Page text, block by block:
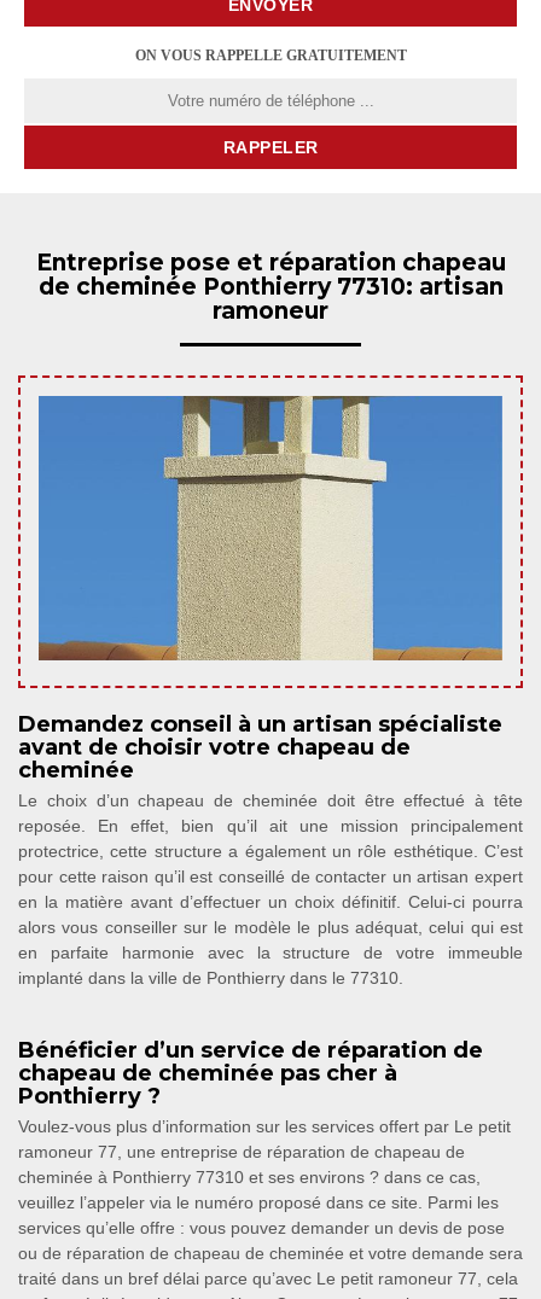
ON VOUS RAPPELLE GRATUITEMENT
Entreprise pose et réparation chapeau
de cheminée Ponthierry 77310: artisan
ramoneur
Demandez conseil à un artisan spécialiste
avant de choisir votre chapeau de
cheminée
Le choix d’un chapeau de cheminée doit être effectué à tête
reposée. En effet, bien qu’il ait une mission principalement
protectrice, cette structure a également un rôle esthétique. C’est
pour cette raison qu’il est conseillé de contacter un artisan expert
en la matière avant d’effectuer un choix définitif. Celui-ci pourra
alors vous conseiller sur le modèle le plus adéquat, celui qui est
en parfaite harmonie avec la structure de votre immeuble
implanté dans la ville de Ponthierry dans le 77310.
Bénéficier d’un service de réparation de
chapeau de cheminée pas cher à
Ponthierry ?
Voulez-vous plus d’information sur les services offert par Le petit
ramoneur 77, une entreprise de réparation de chapeau de
cheminée à Ponthierry 77310 et ses environs ? dans ce cas,
veuillez l’appeler via le numéro proposé dans ce site. Parmi les
services qu’elle offre : vous pouvez demander un devis de pose
ou de réparation de chapeau de cheminée et votre demande sera
traité dans un bref délai parce qu’avec Le petit ramoneur 77, cela